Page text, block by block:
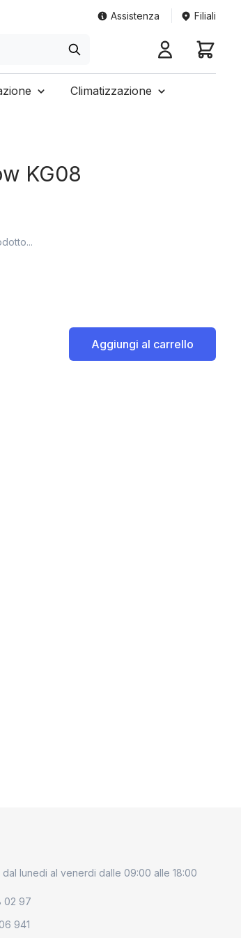
Assistenza Filiali
Climatizzazione
KG08
Aggiungi al carrello
lunedi al venerdi dalle 09:00 alle 18:00
02 97
941